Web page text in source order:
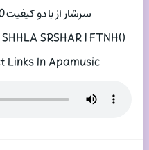
سرشار از با دو کیفیت 320 و 128 و متن آهنگ
SRSHAR | FTNH()
Links In Apamusic